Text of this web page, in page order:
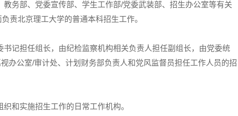
部、党委宣传部、学生工作部/党委武装部、招生办公室等有关
责北京理工大学的普通本科招生工作。
记担任组长，由纪检监察机构相关负责人担任副组长，由党委统
办公室/审计处、计划财务部负责人和党风监督员担任工作人员的招
和实施招生工作的日常工作机构。